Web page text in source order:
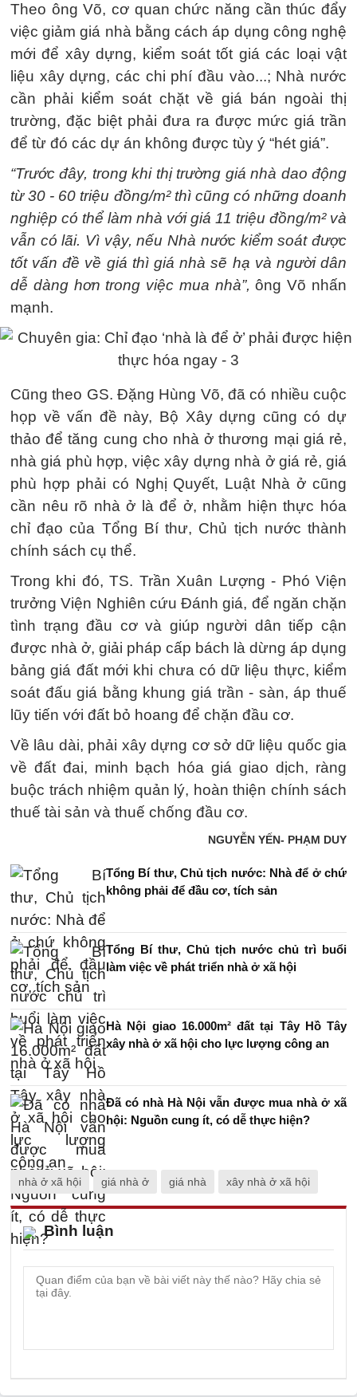
Theo ông Võ, cơ quan chức năng cần thúc đẩy
việc giảm giá nhà bằng cách áp dụng công nghệ
mới để xây dựng, kiểm soát tốt giá các loại vật
liệu xây dựng, các chi phí đầu vào...; Nhà nước
cần phải kiểm soát chặt về giá bán ngoài thị
trường, đặc biệt phải đưa ra được mức giá trần
để từ đó các dự án không được tùy ý “hét giá”.
“Trước đây, trong khi thị trường giá nhà dao động
từ 30 - 60 triệu đồng/m² thì cũng có những doanh
nghiệp có thể làm nhà với giá 11 triệu đồng/m² và
vẫn có lãi. Vì vậy, nếu Nhà nước kiểm soát được
tốt vấn đề về giá thì giá nhà sẽ hạ và người dân
dễ dàng hơn trong việc mua nhà”, ông Võ nhấn
mạnh.
Cũng theo GS. Đặng Hùng Võ, đã có nhiều cuộc
họp về vấn đề này, Bộ Xây dựng cũng có dự
thảo để tăng cung cho nhà ở thương mại giá rẻ,
nhà giá phù hợp, việc xây dựng nhà ở giá rẻ, giá
phù hợp phải có Nghị Quyết, Luật Nhà ở cũng
cần nêu rõ nhà ở là để ở, nhằm hiện thực hóa
chỉ đạo của Tổng Bí thư, Chủ tịch nước thành
chính sách cụ thể.
Trong khi đó, TS. Trần Xuân Lượng - Phó Viện
trưởng Viện Nghiên cứu Đánh giá, để ngăn chặn
tình trạng đầu cơ và giúp người dân tiếp cận
được nhà ở, giải pháp cấp bách là dừng áp dụng
bảng giá đất mới khi chưa có dữ liệu thực, kiểm
soát đấu giá bằng khung giá trần - sàn, áp thuế
lũy tiến với đất bỏ hoang để chặn đầu cơ.
Về lâu dài, phải xây dựng cơ sở dữ liệu quốc gia
về đất đai, minh bạch hóa giá giao dịch, ràng
buộc trách nhiệm quản lý, hoàn thiện chính sách
thuế tài sản và thuế chống đầu cơ.
NGUYỄN YẾN- PHẠM DUY
Tổng Bí thư, Chủ tịch nước: Nhà để ở chứ
không phải để đầu cơ, tích sản
Tổng Bí thư, Chủ tịch nước chủ trì buổi
làm việc về phát triển nhà ở xã hội
Hà Nội giao 16.000m² đất tại Tây Hồ Tây
xây nhà ở xã hội cho lực lượng công an
Đã có nhà Hà Nội vẫn được mua nhà ở xã
hội: Nguồn cung ít, có dễ thực hiện?
nhà ở xã hội giá nhà ở giá nhà xây nhà ở xã hội
Bình luận